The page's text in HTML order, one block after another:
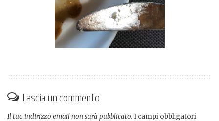
Lascia un commento
Il tuo indirizzo email non sarà pubblicato. I campi obbligatori